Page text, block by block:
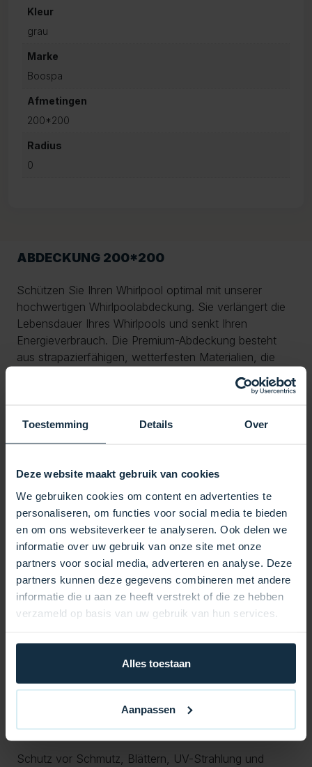
Toestemming Details Over
Deze website maakt gebruik van cookies
We gebruiken cookies om content en advertenties te
personaliseren, om functies voor social media te bieden
en om ons websiteverkeer te analyseren. Ook delen we
informatie over uw gebruik van onze site met onze
partners voor social media, adverteren en analyse. Deze
partners kunnen deze gegevens combineren met andere
informatie die u aan ze heeft verstrekt of die ze hebben
verzameld op basis van uw gebruik van hun services.
Alles toestaan
Aanpassen
Kleur
grau
Marke
Boospa
Afmetingen
200*200
Radius
0
ABDECKUNG 200*200
Schützen Sie Ihren Whirlpool optimal mit unserer
hochwertigen Whirlpoolabdeckung. Sie verlängert die
Lebensdauer Ihres Whirlpools und senkt Ihren
Energieverbrauch. Die Premium-Abdeckung besteht
aus strapazierfähigen, wetterfesten Materialien, die
Regen, UV-Strahlung, Schmutz und Frost zuverlässig
widerstehen. Dank der dicken Isolierung wird die
schneller die gewünschte Temperatur erreicht und Sie
deutlich Energiekosten sparen. Verstärkte Nähte und
Abdeckung auch bei starkem Wind sicher an ihrem
Platz bleibt. Die Abdeckung passt perfekt über Ihren
Whirlpool und lässt sich dank praktischer Griffe
mühelos öffnen und schließen. Mit ihrem eleganten
und modernen Design verleiht diese
Whirlpoolabdeckung Ihrem Außenbereich ein
gepflegtes und luxuriöses Ambiente.
Vorteile auf einen Blick:
Energiekosten
Stabile Sicherheitsgurte für maximale Stabilität
Einfache Handhabung dank integrierter Griffe
Schutz vor Schmutz, Blättern, UV-Strahlung und